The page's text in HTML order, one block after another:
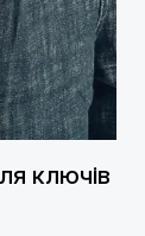
ключів